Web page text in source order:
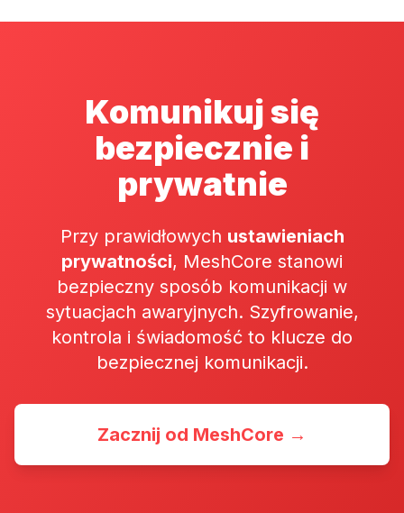
Komunikuj się
bezpiecznie i
prywatnie
Przy prawidłowych ustawieniach
prywatności, MeshCore stanowi
bezpieczny sposób komunikacji w
sytuacjach awaryjnych. Szyfrowanie,
kontrola i świadomość to klucze do
bezpiecznej komunikacji.
Zacznij od MeshCore →